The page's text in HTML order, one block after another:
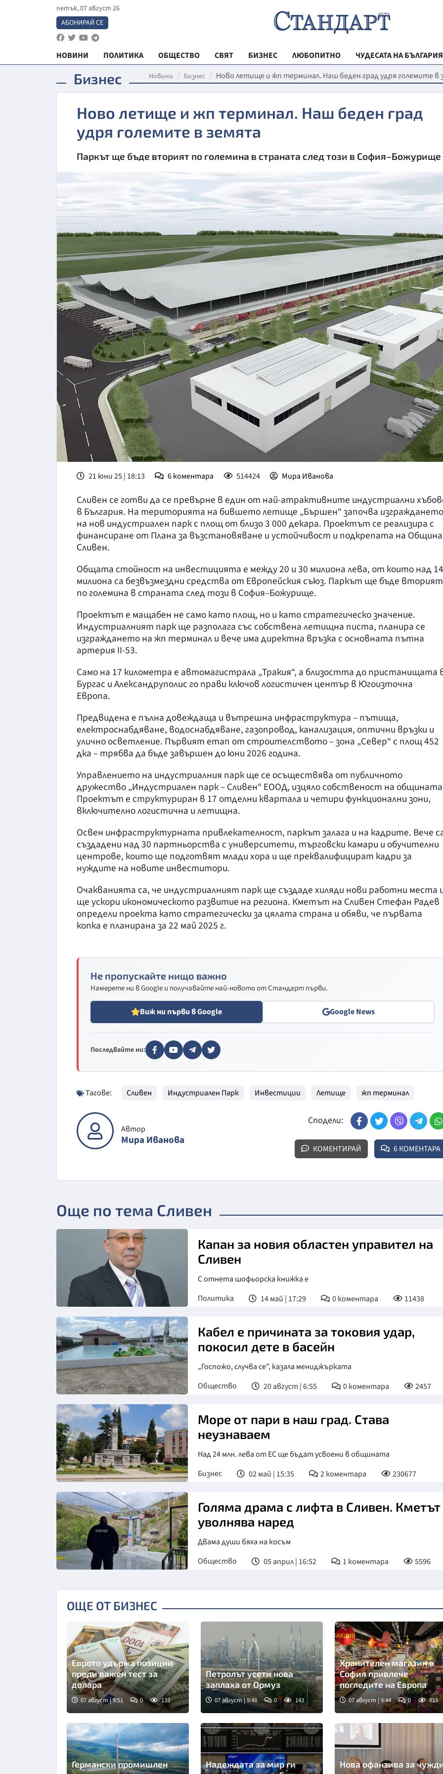
петък, 07 август 26
АБОНИРАЙ СЕ
НОВИНИ ПОЛИТИКА ОБЩЕСТВО СВЯТ БИЗНЕС ЛЮБОПИТНО
ЧУДЕСАТА НА БЪЛГАРИЯ
РЕГИОНАЛНИ
ВЕСТНИК
МЛАДЕЖКА
МОЯТ ГРАД
ТЕХНОЛОГИИ
ДА!НА
ДА! НА
КУЛТУРА
ПРАВОСЪДИЕ
КРИМИ
ВЯРА
ОБЯВИ
ВОЙНАТА В
ВРЕМЕТО
Бизнес Новини Бизнес Ново летище и жп терминал. Наш беден град удря големите в
Ново летище и жп терминал. Наш беден град
удря големите в земята
Паркът ще бъде вторият по големина в страната след този в София–Божурище
21 юни 25 | 18:13 6коментара 514424 Мира Иванова
Сливен се готви да се превърне в един от най-атрактивните индустриални
в България. На територията на бившето летище „Бършен“ започва изграждането
на нов индустриален парк с площ от близо 3 000 декара. Проектът се реализира с
финансиране от Плана за възстановяване и устойчивост и подкрепата на Община
Сливен.
Общата стойност на инвестицията е между 20 и 30 милиона лева, от които над 14
милиона са безвъзмездни средства от Европейския съюз. Паркът ще бъде вторият
по големина в страната след този в София–Божурище.
Проектът е мащабен не само като площ, но и като стратегическо значение.
Индустриалният парк ще разполага със собствена летищна писта, планира се
изграждането на жп терминал и вече има директна връзка с основната пътна
артерия II-53.
Само на 17 километра е автомагистрала „Тракия“, а близостта до пристанищата
Бургас и Александруполис го прави ключов логистичен център в Югоизточна
Европа.
Предвидена е пълна довеждаща и вътрешна инфраструктура – пътища,
електроснабдяване, водоснабдяване, газопровод, канализация, оптични връзки и
улично осветление. Първият етап от строителството – зона „Север“ с площ 452
дка – трябва да бъде завършен до юни 2026 година.
Управлението на индустриалния парк ще се осъществява от публичното
дружество „Индустриален парк – Сливен“ ЕООД, изцяло собственост на
Проектът е структуриран в 17 отделни квартала и четири функционални зони,
включително логистична и летищна.
Освен инфраструктурната привлекателност, паркът залага и на кадрите. Вече
създадени над 30 партньорства с университети, търговски камари и обучителни
центрове, които ще подготвят млади хора и ще преквалифицират кадри за
нуждите на новите инвеститори.
Очакванията са, че индустриалният парк ще създаде хиляди нови работни места
ще ускори икономическото развитие на региона. Кметът на Сливен Стефан Радев
определи проекта като стратегически за цялата страна и обяви, че първата
копка е планирана за 22 май 2025 г.
Не пропускайте нищо важно
Намерете ни в Google и получавайте най-новото от Стандарт първи.
Виж ни първи в Google Google News
Последвайте ни:
Тагове: Сливен Индустриален Парк Инвестиции Летище жп терминал
Автор
Мира Иванова
Сподели:
КОМЕНТИРАЙ 6 КОМЕНТАРА
Още по тема Сливен
Капан за новия областен управител на
Сливен
С отнета шофьорска книжка е
Политика
14 май | 17:29 0коментара 11438
Кабел е причината за токовия удар,
покосил дете в басейн
„Госпожо, случва се”, казала мениджърката
Общество
20 август | 6:55 0коментара 2457
Море от пари в наш град. Става
неузнаваем
Над 24 млн. лева от ЕС ще бъдат усвоени в общината
Бизнес
02 май | 15:35 2коментара 230677
Голяма драма с лифта в Сливен. Кметът
уволнява наред
Двама души бяха на косъм
Общество
05 април | 16:52 1 коментара 5596
ОЩЕ ОТ БИЗНЕС
Еврото удържа позиции
преди важен тест за
долара
07 август | 9:51 0 133
Петролът усети нова
заплаха от Ормуз
07 август | 9:48 0 143
Хранителен магазин в
София привлече
погледите на Европа
07 август | 9:44 0 815
Германски промишлен
Надеждата за мир ги
Нова офанзива за